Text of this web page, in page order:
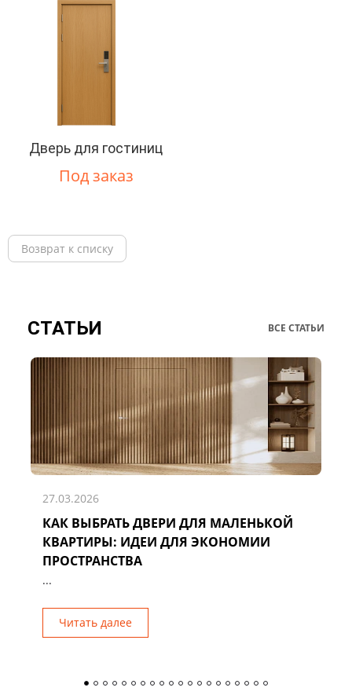
Дверь для гостиниц
Под заказ
Возврат к списку
СТАТЬИ ВСЕ СТАТЬИ
27.03.2026
КАК ВЫБРАТЬ ДВЕРИ ДЛЯ МАЛЕНЬКОЙ
КВАРТИРЫ: ИДЕИ ДЛЯ ЭКОНОМИИ
ПРОСТРАНСТВА
...
Читать далее